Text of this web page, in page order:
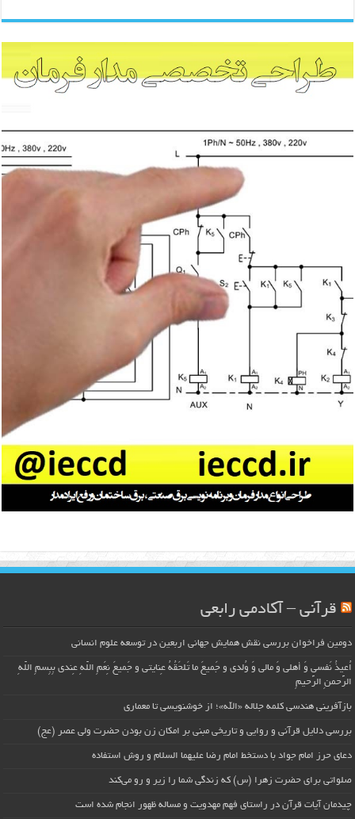
قرآنی – آکادمی رابعی
دومین فراخوان بررسی نقش همایش جهانی اربعین در توسعه علوم انسانی
اُعیذُ نَفسی وَ أهلی وَ مالی وَ وُلدی و جَمیعَ ما تَلحَقُهُ عِنایتی و جَمیعَ نِعَمِ اللّهِ عِندی بِبِسمِ اللّهِ
الرَّحمنِ الرَّحیمِ
بازآفرینی هندسی کلمه جلاله «الله»؛ از خوشنویسی تا معماری
بررسی دلایل قرآنی و روایی و تاریخی مبنی بر امکان زن بودن حضرت ولی عصر (عج)
دعای حرز امام جواد با دستخط امام رضا علیهما السلام و روش استفاده
صلواتی برای حضرت زهرا (س) که زندگی شما را زیر و رو می‌کند
چیدمان آیات قرآن در راستای فهم مهدویت و مساله ظهور انجام شده است